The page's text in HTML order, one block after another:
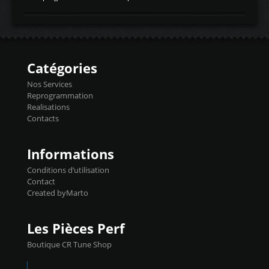
d'admissiontemp ex. pour atmo -30- 80°C
temperaturetemperature ldr moteurtemp
Injecteurs + Flashpro 1370€ TTC Le
précise et performante. Vous pourrez
basculer de la carto sans plomb à Ethanol à
l'aide du flashpro OPTION ECONOMIQUES
Reprog SP 98 sur le calculateur d'origine
450€ TTC Un gain d'environ 10cv et 15nm
Catégories
Nos Services
Reprogrammation
Realisations
Contacts
Informations
Conditions d’utilisation
Contact
Created byMarto
Les Pièces Perf
Boutique CR Tune Shop